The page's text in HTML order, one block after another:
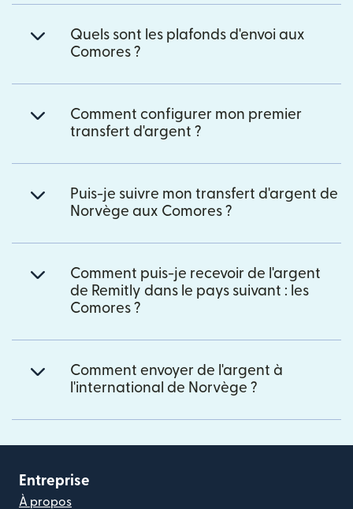
Quels sont les plafonds d'envoi aux
Comores ?
Comment configurer mon premier
transfert d'argent ?
Puis-je suivre mon transfert d'argent de
Norvège aux Comores ?
Comment puis-je recevoir de l'argent
de Remitly dans le pays suivant : les
Comores ?
Comment envoyer de l'argent à
l'international de Norvège ?
Entreprise
À propos